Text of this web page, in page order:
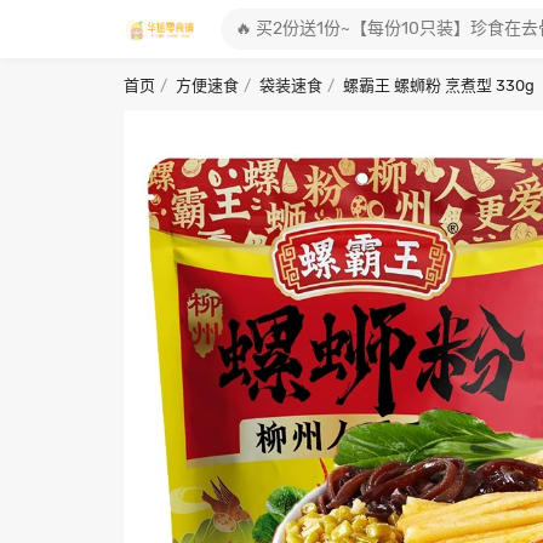
首页 方便速食 袋装速食 螺霸王 螺蛳粉 烹煮型 330g